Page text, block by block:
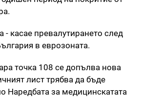
касае превалутирането след
в еврозоната.
точка 108 се допълва нова
лист трябва да бъде
Наредбата за медицинскатата